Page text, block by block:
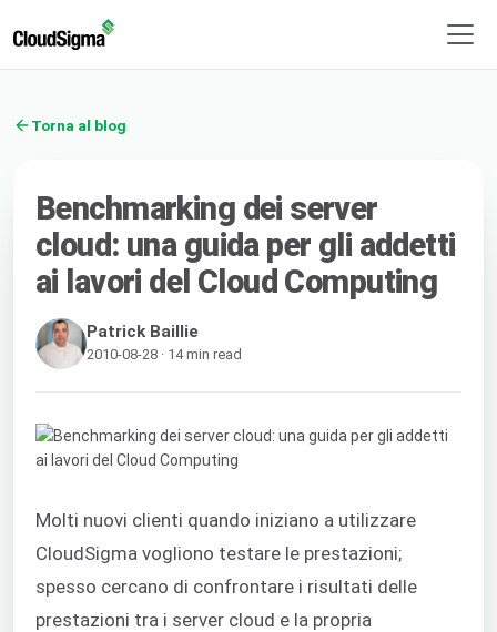
Torna al blog
Benchmarking dei server
cloud: una guida per gli addetti
ai lavori del Cloud Computing
Patrick Baillie
2010-08-28 · 14 min read
Molti nuovi clienti quando iniziano a utilizzare
CloudSigma vogliono testare le prestazioni;
spesso cercano di confrontare i risultati delle
prestazioni tra i server cloud e la propria